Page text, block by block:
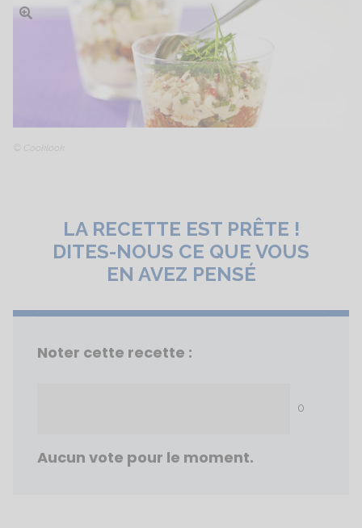
Ouvrir l'image
© Cooklook
LA RECETTE EST PRÊTE !
DITES-NOUS CE QUE VOUS
EN AVEZ PENSÉ
Noter cette recette :
0
Aucun vote pour le moment.